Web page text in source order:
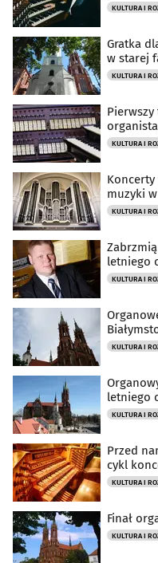
Gratka
w starej
muzyki
letniego
letniego
Przed
cykl
Finał